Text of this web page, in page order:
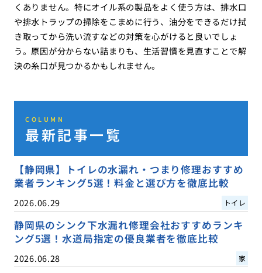
くありません。特にオイル系の製品をよく使う方は、排水口
や排水トラップの掃除をこまめに行う、油分をできるだけ拭
き取ってから洗い流すなどの対策を心がけると良いでしょ
う。原因が分からない詰まりも、生活習慣を見直すことで解
決の糸口が見つかるかもしれません。
COLUMN
最新記事一覧
【静岡県】トイレの水漏れ・つまり修理おすすめ
業者ランキング5選！料金と選び方を徹底比較
2026.06.29 トイレ
静岡県のシンク下水漏れ修理会社おすすめランキ
ング5選！水道局指定の優良業者を徹底比較
2026.06.28 家